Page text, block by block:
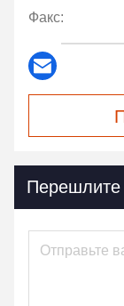
Факс:
Перешлите